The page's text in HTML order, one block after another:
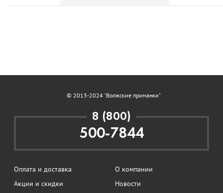
© 2013-2024 "Волжские приманки"
8 (800)
500-7844
Оплата и доставка
О компании
Акции и скидки
Новости